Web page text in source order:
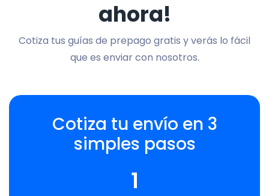
ahora!
Cotiza tus guías de prepago gratis y verás lo fácil
que es enviar con nosotros.
Cotiza tu envío en 3
simples pasos
1